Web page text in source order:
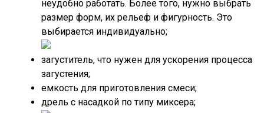
неудобно работать. Более того, нужно выбрать
размер форм, их рельеф и фигурность. Это
выбирается индивидуально;
загуститель, что нужен для ускорения процесса
загустения;
емкость для приготовления смеси;
дрель с насадкой по типу миксера;